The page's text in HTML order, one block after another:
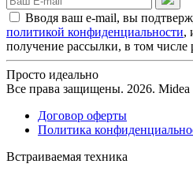
Вводя ваш e-mail, вы
политикой конфиденциальности,
получение рассылки, в том числе
Просто идеально
Все права защищены. 2026. Midea
Договор оферты
Политика
Встраиваемая техника